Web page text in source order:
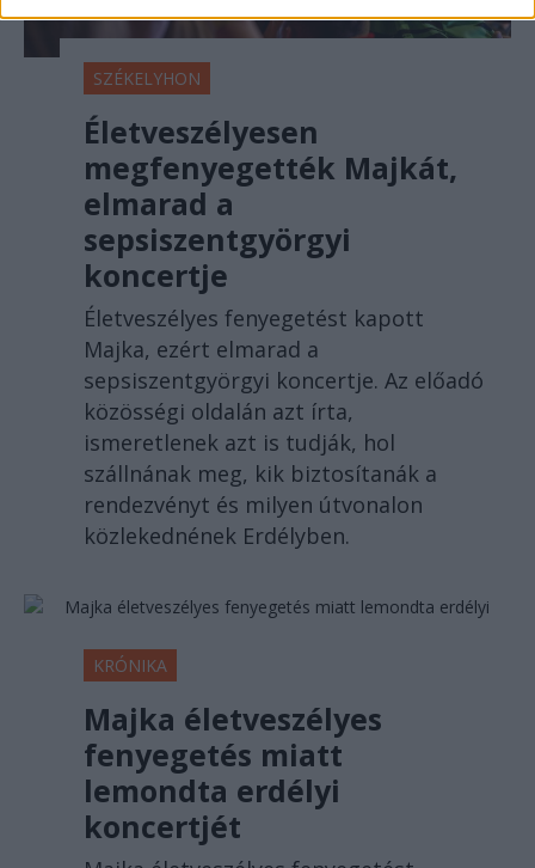
SZÉKELYHON
Életveszélyesen
megfenyegették Majkát,
elmarad a
sepsiszentgyörgyi
koncertje
Életveszélyes fenyegetést kapott
Majka, ezért elmarad a
sepsiszentgyörgyi koncertje. Az előadó
közösségi oldalán azt írta,
ismeretlenek azt is tudják, hol
szállnának meg, kik biztosítanák a
rendezvényt és milyen útvonalon
közlekednének Erdélyben.
KRÓNIKA
Majka életveszélyes
fenyegetés miatt
lemondta erdélyi
koncertjét